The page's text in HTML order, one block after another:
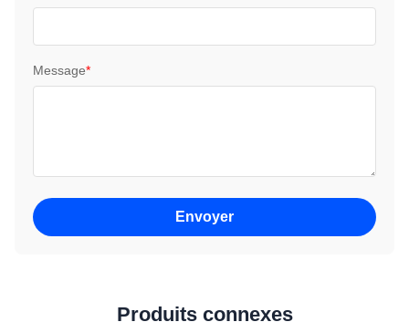
Message*
Envoyer
Produits connexes